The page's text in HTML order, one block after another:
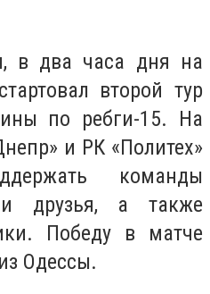
в два часа дня на
второй тур
по ребги-15. На
и РК «Политех»
команды
друзья, а также
Победу в матче
Одессы.